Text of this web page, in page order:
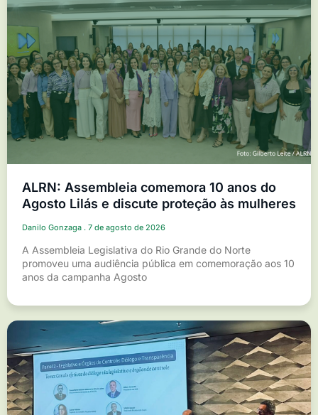
ALRN: Assembleia comemora 10 anos do
Agosto Lilás e discute proteção às mulheres
Danilo Gonzaga 7 de agosto de 2026
A Assembleia Legislativa do Rio Grande do Norte
promoveu uma audiência pública em comemoração aos 10
anos da campanha Agosto